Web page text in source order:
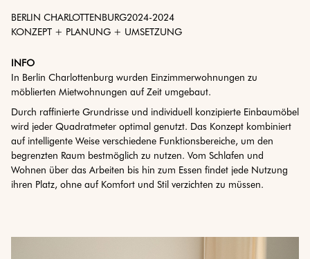
BERLIN CHARLOTTENBURG2024-2024
KONZEPT + PLANUNG + UMSETZUNG
INFO
In Berlin Charlottenburg wurden Einzimmerwohnungen zu
möblierten Mietwohnungen auf Zeit umgebaut.
Durch raffinierte Grundrisse und individuell konzipierte Einbaumöbel
wird jeder Quadratmeter optimal genutzt. Das Konzept kombiniert
auf intelligente Weise verschiedene Funktionsbereiche, um den
begrenzten Raum bestmöglich zu nutzen. Vom Schlafen und
Wohnen über das Arbeiten bis hin zum Essen findet jede Nutzung
ihren Platz, ohne auf Komfort und Stil verzichten zu müssen.